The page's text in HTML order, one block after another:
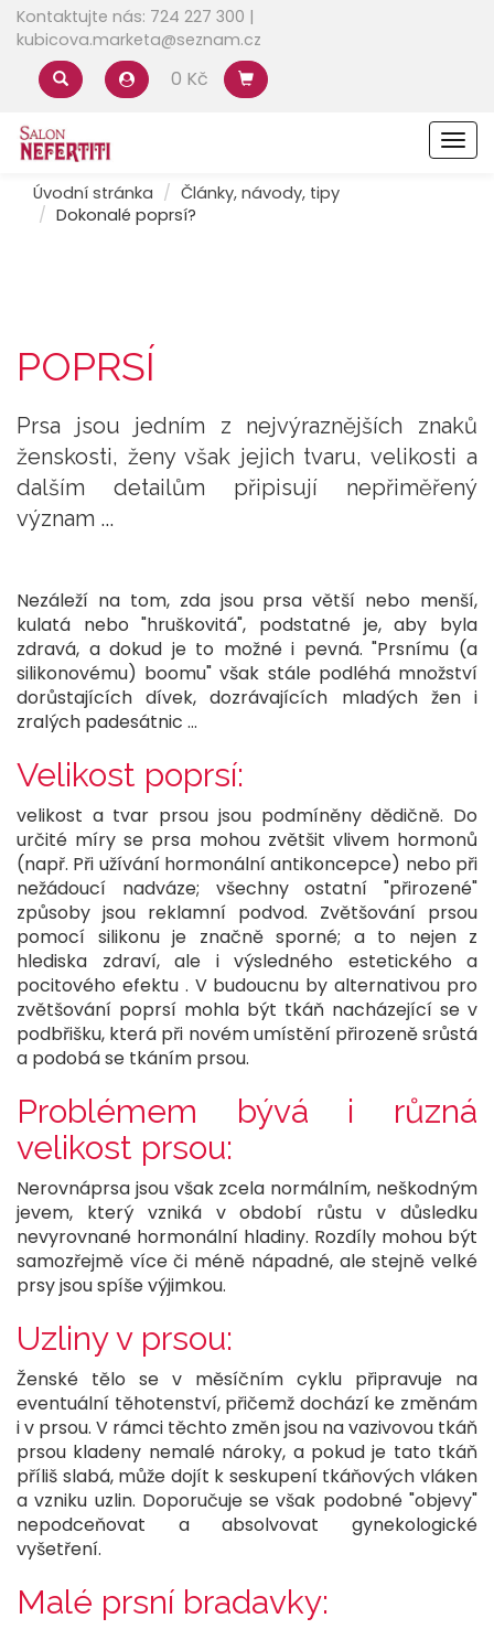
Kontaktujte nás: 724 227 300 |
kubicova.marketa@seznam.cz
0 Kč
Úvodní stránka
Články, návody, tipy
Dokonalé poprsí?
POPRSÍ
Prsa jsou jedním z nejvýraznějších znaků
ženskosti, ženy však jejich tvaru, velikosti a
dalším detailům připisují nepřiměřený
význam ...
Nezáleží na tom, zda jsou prsa větší nebo menší,
kulatá nebo "hruškovitá", podstatné je, aby byla
zdravá, a dokud je to možné i pevná. "Prsnímu (a
silikonovému) boomu" však stále podléhá množství
dorůstajících dívek, dozrávajících mladých žen i
zralých padesátnic ...
Velikost poprsí:
velikost a tvar prsou jsou podmíněny dědičně. Do
určité míry se prsa mohou zvětšit vlivem hormonů
(např. Při užívání hormonální antikoncepce) nebo při
nežádoucí nadváze; všechny ostatní "přirozené"
způsoby jsou reklamní podvod. Zvětšování prsou
pomocí silikonu je značně sporné; a to nejen z
hlediska zdraví, ale i výsledného estetického a
pocitového efektu . V budoucnu by alternativou pro
zvětšování poprsí mohla být tkáň nacházející se v
podbřišku, která při novém umístění přirozeně srůstá
a podobá se tkáním prsou.
Problémem bývá i různá
velikost prsou:
Nerovnáprsa jsou však zcela normálním, neškodným
jevem, který vzniká v období růstu v důsledku
nevyrovnané hormonální hladiny. Rozdíly mohou být
samozřejmě více či méně nápadné, ale stejně velké
prsy jsou spíše výjimkou.
Uzliny v prsou:
Ženské tělo se v měsíčním cyklu připravuje na
eventuální těhotenství, přičemž dochází ke změnám
i v prsou. V rámci těchto změn jsou na vazivovou tkáň
prsou kladeny nemalé nároky, a pokud je tato tkáň
příliš slabá, může dojít k seskupení tkáňových vláken
a vzniku uzlin. Doporučuje se však podobné "objevy"
nepodceňovat a absolvovat gynekologické
vyšetření.
Malé prsní bradavky: